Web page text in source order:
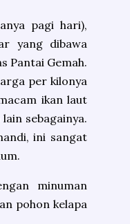
pagi hari),
yang dibawa
Pantai Gemah.
per kilonya
ikan laut
sebagainya.
ini sangat
minuman
pohon kelapa